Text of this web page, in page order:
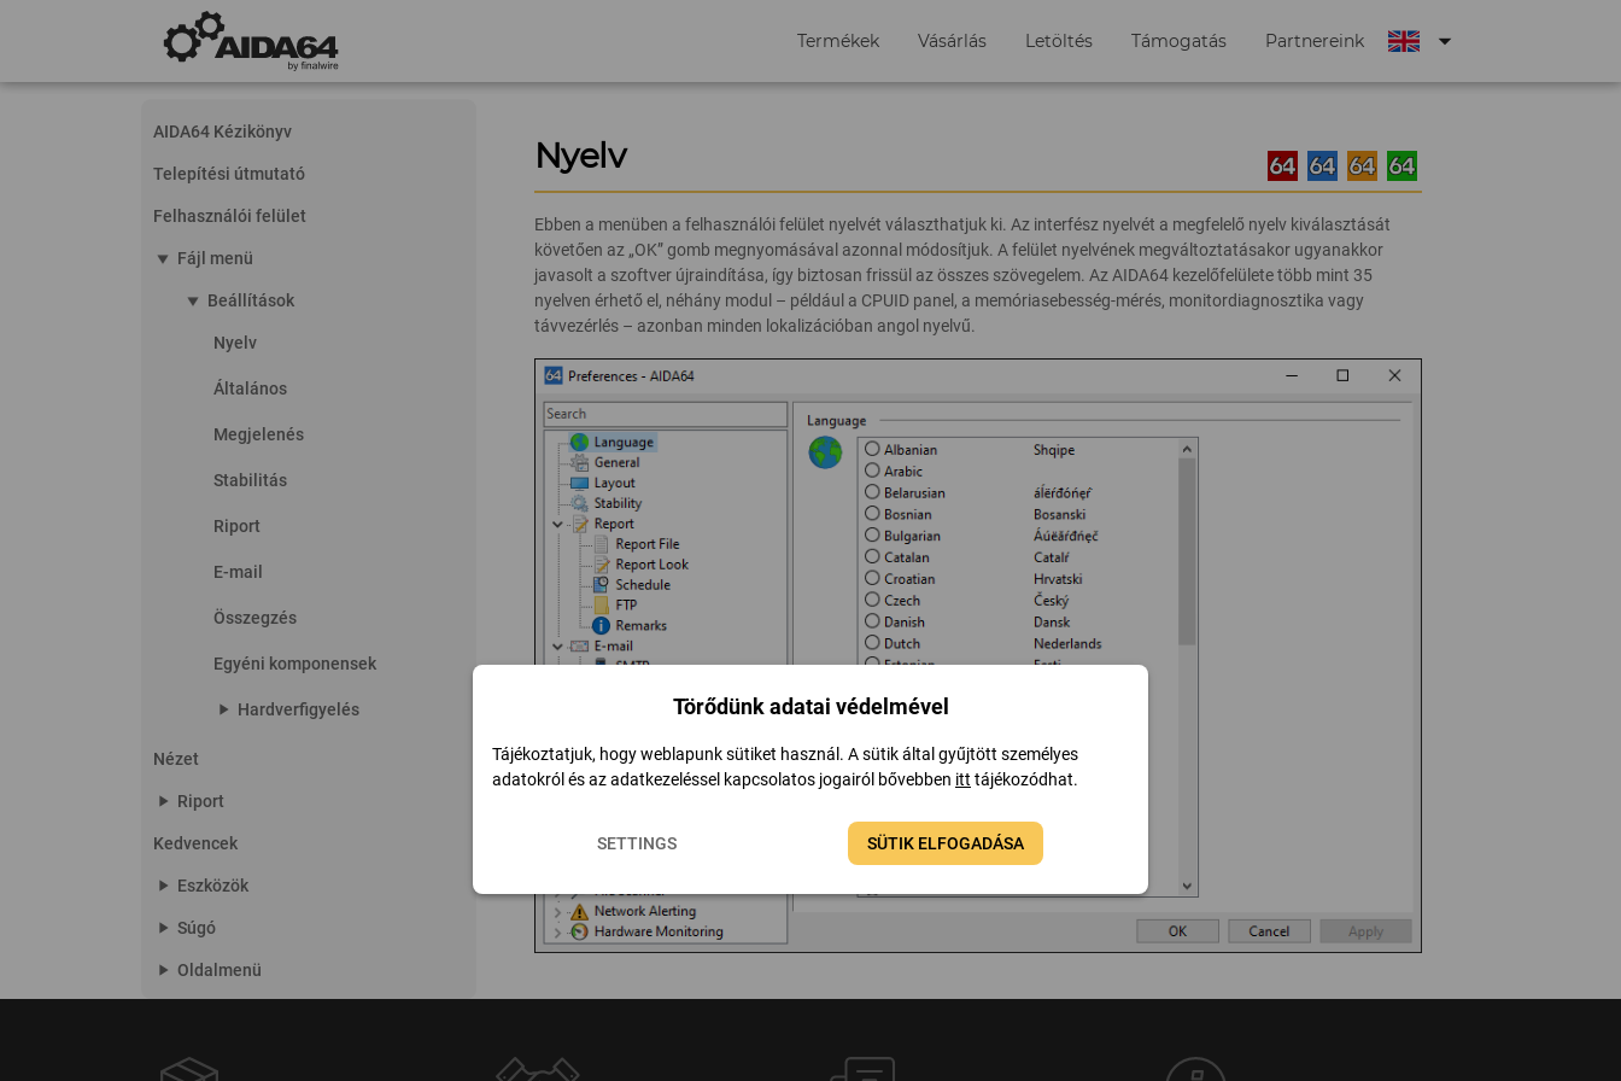
Termékek Vásárlás Letöltés Támogatás Partnereink arrow_drop_down
AIDA64 Kézikönyv
Telepítési útmutató
Felhasználói felület
play_arrow Fájl menü
play_arrow Beállítások
Nyelv
Általános
Megjelenés
Stabilitás
Riport
E-mail
Összegzés
Egyéni komponensek
play_arrow Hardverfigyelés
Nézet
play_arrow Riport
Kedvencek
play_arrow Eszközök
play_arrow Súgó
play_arrow Oldalmenü
Nyelv
Ebben a menüben a felhasználói felület nyelvét választhatjuk ki. Az interfész nyelvét a megfelelő nyelv kiválasztását
követően az „OK” gomb megnyomásával azonnal módosítjuk. A felület nyelvének megváltoztatásakor ugyanakkor
javasolt a szoftver újraindítása, így biztosan frissül az összes szövegelem. Az AIDA64 kezelőfelülete több mint 35
nyelven érhető el, néhány modul – például a CPUID panel, a memóriasebesség-mérés, monitordiagnosztika vagy
távvezérlés – azonban minden lokalizációban angol nyelvű.
Törődünk adatai védelmével
Tájékoztatjuk, hogy weblapunk sütiket használ. A sütik által gyűjtött személyes
adatokról és az adatkezeléssel kapcsolatos jogairól bővebben itt tájékozódhat.
SETTINGS SÜTIK ELFOGADÁSA